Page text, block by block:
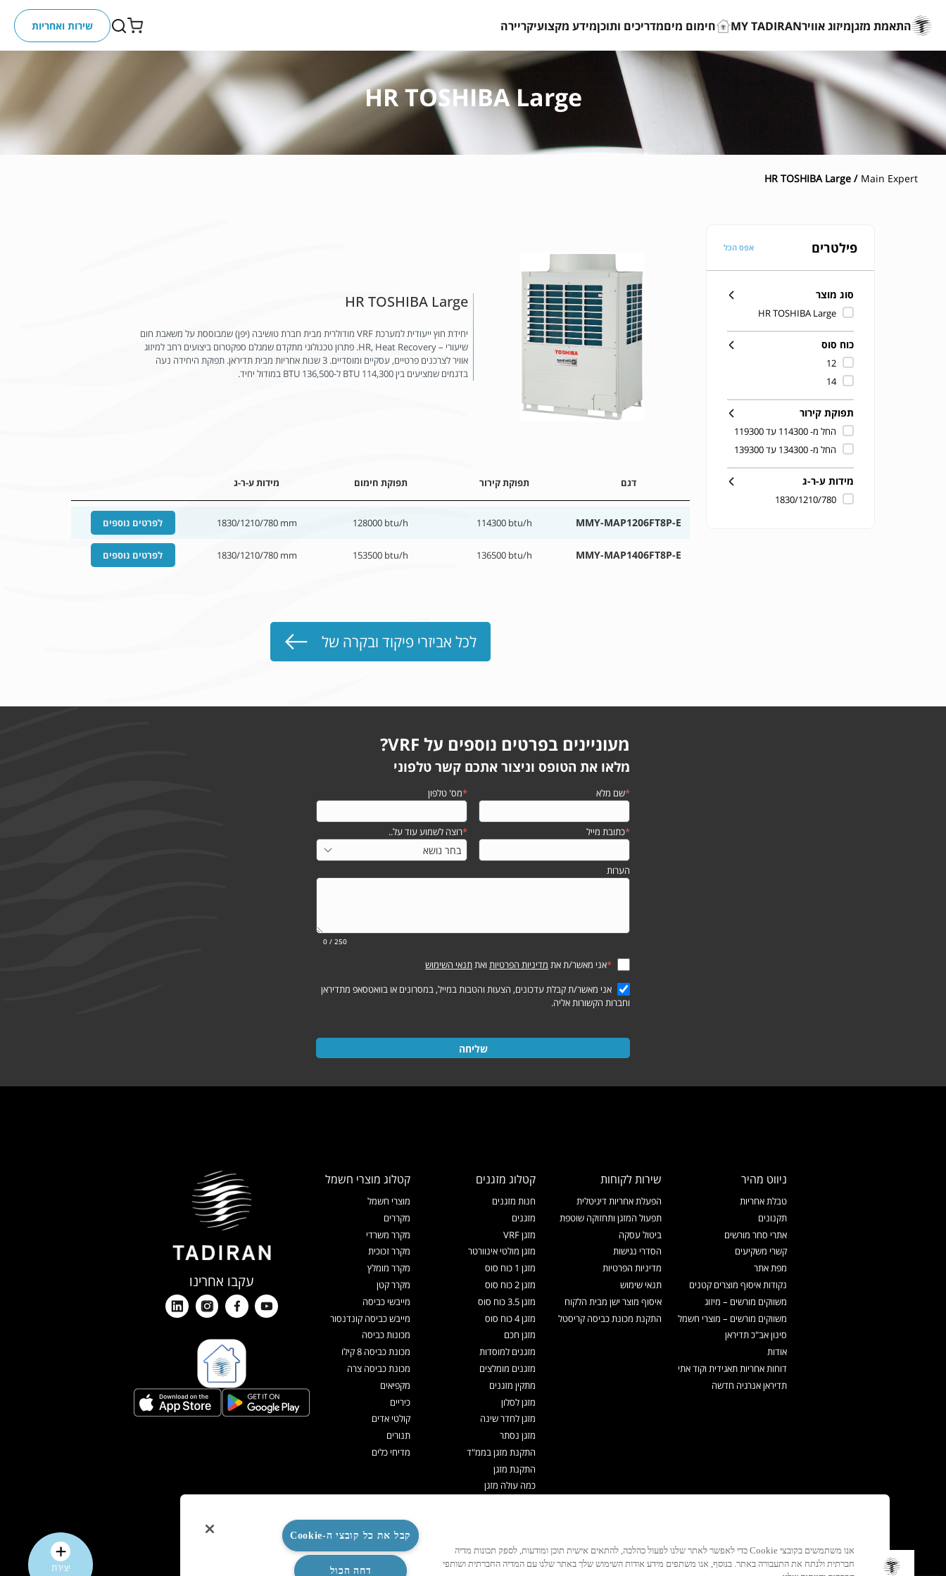
התאמת מזגןמיזוג אווירMY TADIRAN חימום מיםמדריכים ותוכןמידע מקצועיקריירה שירות ואחריות
HR TOSHIBA Large
Main Expert
/ HR TOSHIBA Large
פילטרים אפס הכל
סוג מוצר
HR TOSHIBA Large
כוח סוס
12
14
תפוקת קירור
החל מ- 114300 עד 119300
החל מ- 134300 עד 139300
מידות ע-ר-ג
1830/1210/780
HR TOSHIBA Large
יחידת חוץ ייעודית למערכת VRF מודולרית מבית חברת טושיבה (יפן) שמבוססת על משאבת חום
שיעורי – HR, Heat Recovery. פתרון טכנולוגי מתקדם שמגלם ספקטרום ביצועים רחב למיזוג
אוויר לצרכנים פרטיים, עסקיים ומוסדיים. 3 שנות אחריות מבית תדיראן. תפוקת היחידה נעה
בדגמים שמציעים בין 114,300 BTU ל-136,500 BTU במודול יחיד.
דגם תפוקת קירור תפוקת חימום מידות ע-ר-ג
MMY-MAP1206FT8P-E
114300 btu/h
128000 btu/h
1830/1210/780 mm לפרטים נוספים
MMY-MAP1406FT8P-E
136500 btu/h
153500 btu/h
1830/1210/780 mm לפרטים נוספים
לכל אביזרי פיקוד ובקרה של
מעוניינים בפרטים נוספים על VRF?
מלאו את הטופס וניצור אתכם קשר טלפוני
*שם מלא *מס' טלפון
*כתובת מייל *רוצה לשמוע עוד על..
הערות
0 / 250
*אני מאשר/ת את מדיניות הפרטיות ואתתנאי השימוש
אני מאשר/ת קבלת עדכונים, הצעות והטבות במייל, במסרונים או בוואטסאפ מתדיראן
וחברות הקשורות אליה.
שליחה
ניווט מהיר
טבלת אחריות
תקנונים
אתרי סחר מורשים
קשרי משקיעים
מפת אתר
נקודות איסוף מוצרים קטנים
משווקים מורשים – מיזוג
משווקים מורשים – מוצרי חשמל
סינון אב"כ תדיראן
אודות
דוחות אחריות תאגידית וקוד אתי
תדיראן אנרגיה חדשה
שירות לקוחות
הפעלת אחריות דיגיטלית
תפעול המזגן ותחזוקה שוטפת
ביטול עסקה
הסדרי נגישות
מדיניות הפרטיות
תנאי שימוש
איסוף מוצר ישן מבית הלקוח
התקנת מכונת כביסה קריסטל
קטלוג מזגנים
חנות מזגנים
מזגנים
מזגן VRF
מזגן מולטי אינוורטר
מזגן 1 כוח סוס
מזגן 2 כוח סוס
מזגן 3.5 כוח סוס
מזגן 4 כוח סוס
מזגן חכם
מזגנים למוסדות
מזגנים מומלצים
מתקין מזגנים
מזגן לסלון
מזגן לחדר שינה
מזגן נסתר
התקנת מזגן בממ"ד
התקנת מזגן
כמה עולה מזגן
מערכות VRF
TOSHIBA VRF
קטלוג מוצרי חשמל
מוצרי חשמל
מקררים
מקרר משרדי
מקרר זכוכית
מקרר מומלץ
מקרר קטן
מייבשי כביסה
מייבש כביסה קונדנסור
מכונות כביסה
מכונת כביסה 8 קילו
מכונת כביסה צרה
מקפיאים
כיריים
קולטי אדים
תנורים
מדיחי כלים
עקבו אחרינו
יצירת
אנו משתמשים בקובצי Cookie כדי לאפשר לאתר שלנו לפעול כהלכה, להתאים אישית תוכן ומודעות, לספק תכונות מדיה
חברתית ולנתח את התעבורה באתר. בנוסף, אנו משתפים מידע אודות השימוש שלך באתר שלנו עם המדיה החברתית ושותפי
קבל את כל קובצי ה-Cookie
דחה הכול